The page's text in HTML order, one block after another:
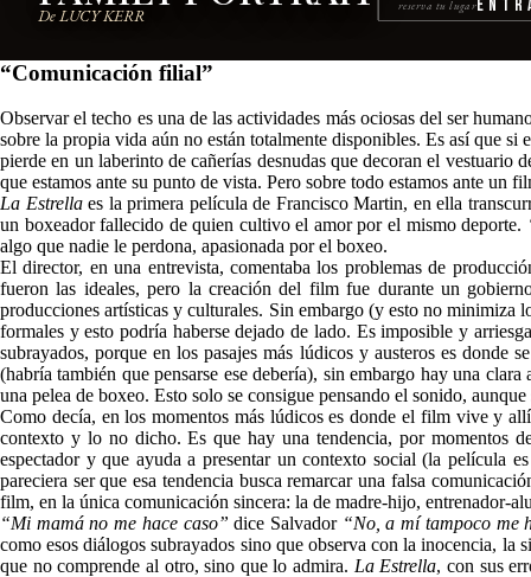
De LUCY KERR
reserva tu lugar
“Comunicación filial”
Observar el techo es una de las actividades más ociosas del ser
sobre la propia vida aún no están totalmente disponibles. Es así que
pierde en un laberinto de cañerías desnudas que decoran el
que estamos ante su punto de vista. Pero sobre todo estamos ante
La Estrellaes la primera película de Francisco Martin, en ella
un boxeador fallecido de quien cultivo el amor por el mismo deporte.
algo que nadie le perdona, apasionada por el boxeo.
El director, en una entrevista, comentaba los problemas de
fueron las ideales, pero la creación del film fue durante un
producciones artísticas y culturales. Sin embargo (y esto no minimiza
formales y esto podría haberse dejado de lado. Es imposible y
subrayados, porque en los pasajes más lúdicos y austeros es donde
(habría también que pensarse ese debería), sin embargo hay una
una pelea de boxeo. Esto solo se consigue pensando el sonido,
Como decía, en los momentos más lúdicos es donde el film vive y
contexto y lo no dicho. Es que hay una tendencia, por momentos
espectador y que ayuda a presentar un contexto social (la película
pareciera ser que esa tendencia busca remarcar una falsa
film, en la única comunicación sincera: la de madre-hijo, entrenador-
“Mi mamá no me hace caso” dice Salvador “No, a mí tampoco me
como esos diálogos subrayados sino que observa con la inocencia,
que no comprende al otro, sino que lo admira. La Estrella, con sus